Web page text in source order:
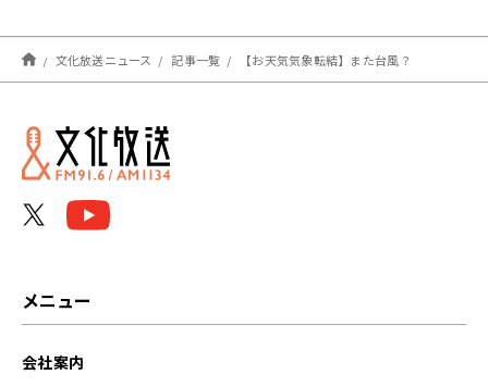
文化放送ニュース 記事一覧 【お天気気象転結】また台風？
メニュー
会社案内